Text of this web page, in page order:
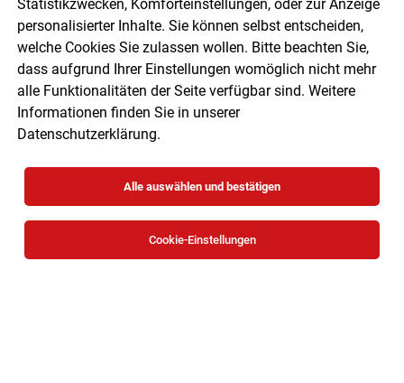
Bildungsmanagement GmbH
Wien Teilzeit
Freelancer, Projektarbeit
Geringfügig
04.08.2026
Statistikzwecken, Komforteinstellungen, oder zur Anzeige
personalisierter Inhalte. Sie können selbst entscheiden,
welche Cookies Sie zulassen wollen. Bitte beachten Sie,
dass aufgrund Ihrer Einstellungen womöglich nicht mehr
alle Funktionalitäten der Seite verfügbar sind. Weitere
Informationen finden Sie in unserer
Datenschutzerklärung.
Alle auswählen und bestätigen
Cookie-Einstellungen